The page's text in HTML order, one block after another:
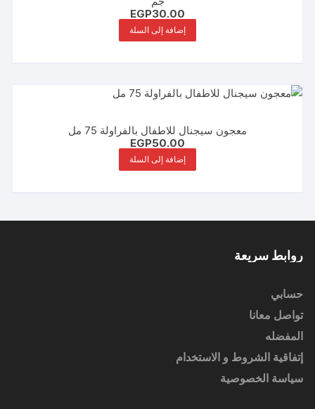
EGP30.00
إضافة إلى السلة
معجون سيجنال للاطفال بالفراولة 75 مل
EGP50.00
إضافة إلى السلة
روابط سريعة
حسابي
تواصل معانا
المفضله
إتفاقية الشروط و الاستخدام
سياسة الخصوصية